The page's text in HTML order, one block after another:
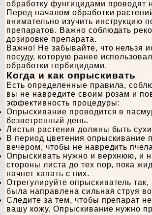
обработку фунгицидами проводят
Перед началом обработки
внимательно изучить инструкцию
препаратов. Важно соблюдать
дозировке препарата.
Важно! Не забывайте, что нельзя
посуду, которую ранее
обработки гербицидами.
Когда и как опрыскивать
Есть определенные правила,
вы не навредите своим розам и
эффективность процедуры:
Опрыскивание проводится в
безветренный день.
Листья растения должны быть
В период цветения опрыскивание
вечером, чтобы не навредить
Опрыскивать нужно и верхнюю, и
стороны листа до тех пор, пока
начнет капать с них.
Отрегулируйте опрыскиватель
была направлена сильная струя
Следите за тем, чтобы препарат
вашу кожу. Опрыскивание нужно